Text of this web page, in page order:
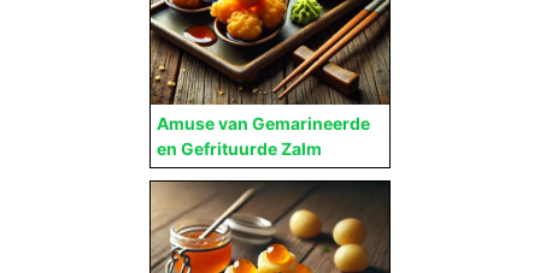
Amuse van Gemarineerde
en Gefrituurde Zalm